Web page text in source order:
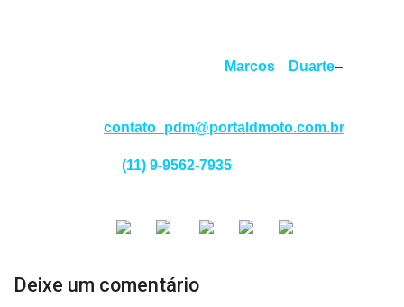
Marcos Duarte–
contato_pdm@portaldmoto.com.br
Whats app:(11) 9-9562-7935
Deixe um comentário